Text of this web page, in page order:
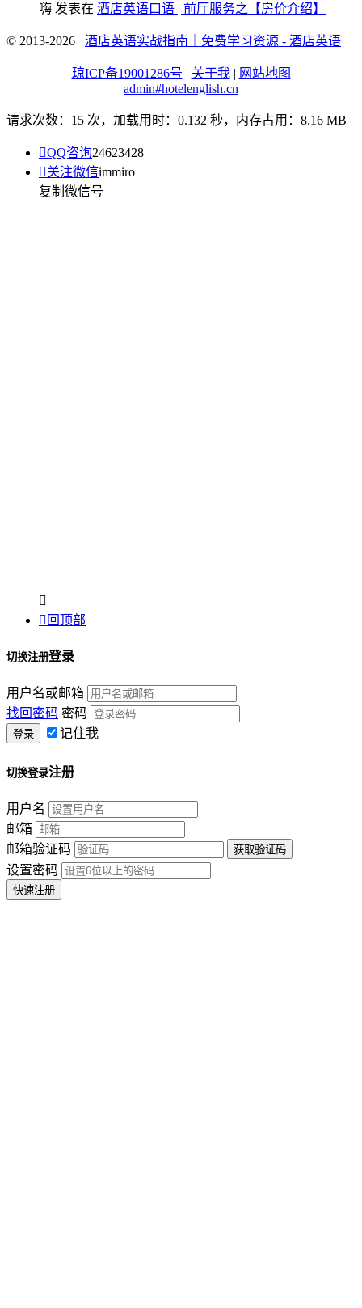
嗨 发表在 酒店英语口语 | 前厅服务之【房价介绍】
© 2013-2026 酒店英语实战指南｜免费学习资源 - 酒店英语
琼ICP备19001286号 | 关于我 | 网站地图
admin#hotelenglish.cn
请求次数：15 次，加载用时：0.132 秒，内存占用：8.16 MB
QQ咨询24623428
关注微信immiro
复制微信号

 回顶部
切换注册登录
用户名或邮箱
找回密码 密码
记住我
切换登录注册
用户名
邮箱
邮箱验证码
设置密码